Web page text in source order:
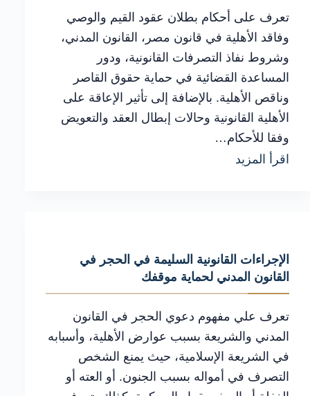
وأهم
الأخطاء
التي
يجب
تجنبها
تعرف على أحكام بطلان عقود القيم والوصي
وفاقد الأهلية في قانون مصر، القانون المدني،
وشروط نفاذ التصرفات القانونية، ودور
المساعدة القضائية في حماية حقوق القاصر
وناقص الأهلية. بالإضافة إلى تأثير الإعاقة على
الأهلية القانونية وحالات إبطال العقد والتعويض
وفقا للأحكام…
اقرأ المزيد
القيم
والوصي
وإثبات
الدفاع
أمام
المحكمة
الإجراءات القانونية السليمة في الحجر في
القانون المدني لحماية موقفك
تعرف علي مفهوم دعوي الحجر في القانون
المدني والشريعة بسبب عوارض الأهلية، وأسبابه
في الشريعة الإسلامية، حيث يمنع الشخص
التصرف في أمواله بسبب الجنون. أو العته أو